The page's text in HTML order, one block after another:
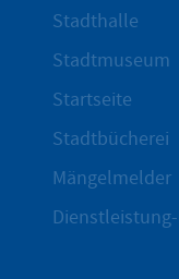
Stadthalle
Stadtmuseum
Startseite
Stadtbücherei
Mängelmelder